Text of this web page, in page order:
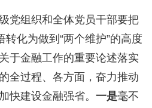
组织和全体党员干部要把
转化为做到“两个维护”的高度
于金融工作的重要论述落实
全过程、各方面，奋力推动
快建设金融强省。 一是毫不